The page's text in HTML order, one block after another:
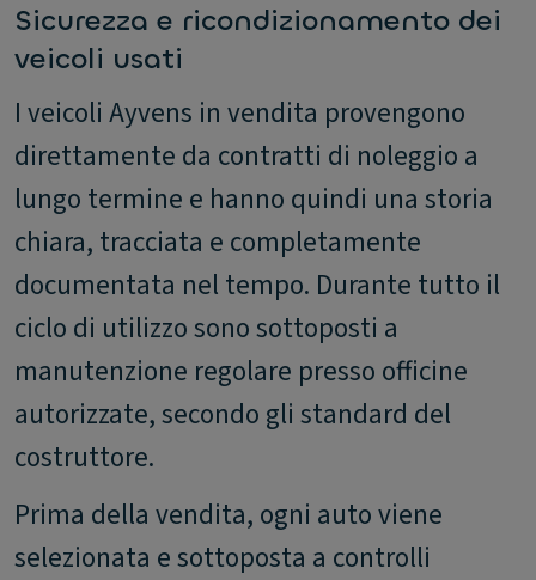
Sicurezza e ricondizionamento dei
veicoli usati
I veicoli Ayvens in vendita provengono
direttamente da contratti di noleggio a
lungo termine e hanno quindi una storia
chiara, tracciata e completamente
documentata nel tempo. Durante tutto il
ciclo di utilizzo sono sottoposti a
manutenzione regolare presso officine
autorizzate, secondo gli standard del
costruttore.
Prima della vendita, ogni auto viene
selezionata e sottoposta a controlli